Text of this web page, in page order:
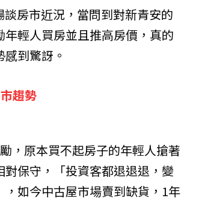
房市近況，當問到對新青安的
輕人買房並且推高房價，真的
到驚訝。
趨勢
，原本買不起房子的年輕人搶著
保守，「投資客都退退退，變
如今中古屋市場賣到缺貨，1年